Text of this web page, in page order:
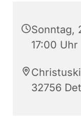
Sonntag,
17:00 Uhr
32756